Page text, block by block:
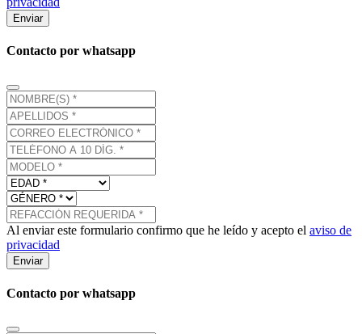
Enviar
Contacto por whatsapp
Al enviar este formulario confirmo que he leído y acepto el aviso de
privacidad
Enviar
Contacto por whatsapp